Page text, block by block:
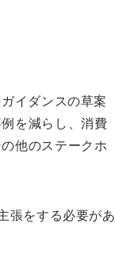
イダンスの草案
を減らし、消費
他のステークホ
張をする必要があ